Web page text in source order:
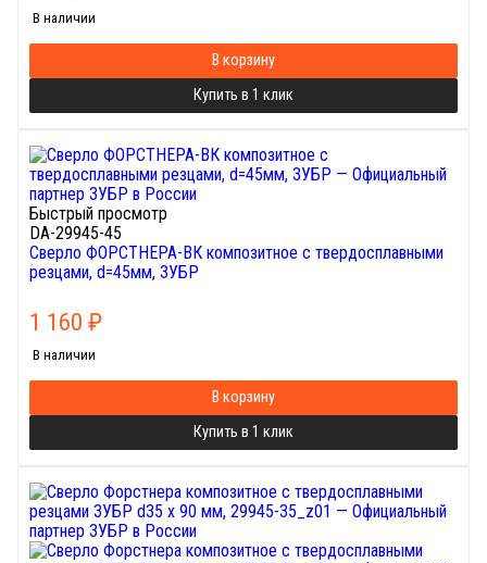
В наличии
В корзину
Купить в 1 клик
Быстрый просмотр
DA-29945-45
Сверло ФОРСТНЕРА-ВК композитное с твердосплавными
резцами, d=45мм, ЗУБР
1 160 ₽
В наличии
В корзину
Купить в 1 клик